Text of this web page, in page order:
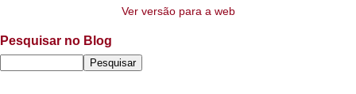
Ver versão para a web
Pesquisar no Blog